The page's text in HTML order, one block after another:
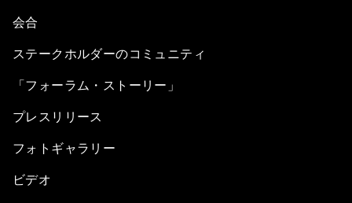
会合
ステークホルダーのコミュニティ
「フォーラム・ストーリー」
プレスリリース
フォトギャラリー
ビデオ